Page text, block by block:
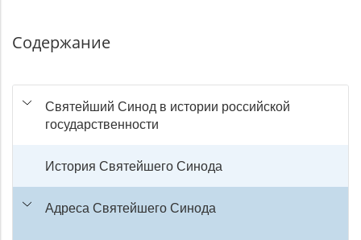
Содержание
Святейший Синод в истории российской
государственности
История Святейшего Синода
Адреса Святейшего Синода